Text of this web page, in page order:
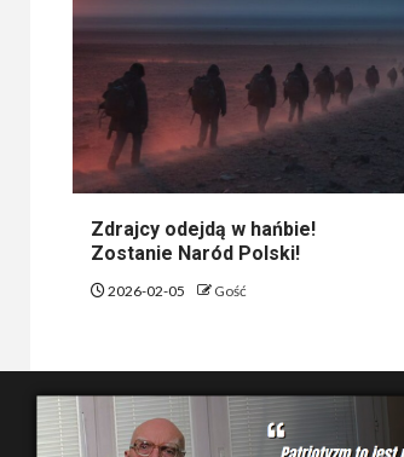
Zdrajcy odejdą w hańbie!
Zostanie Naród Polski!
2026-02-05 Gość